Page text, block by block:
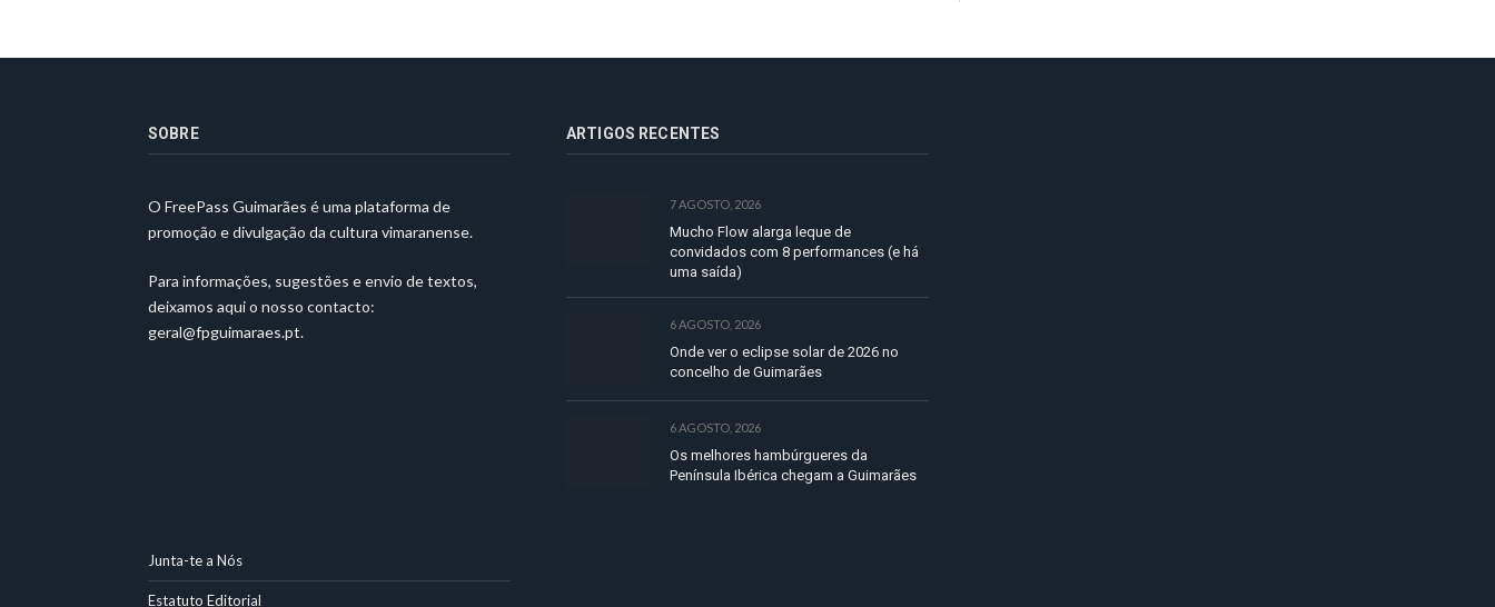
SOBRE
O FreePass Guimarães é uma plataforma de
promoção e divulgação da cultura vimaranense.
Para informações, sugestões e envio de textos,
deixamos aqui o nosso contacto:
geral@fpguimaraes.pt.
ARTIGOS RECENTES
7 AGOSTO, 2026
Mucho Flow alarga leque de
convidados com 8 performances (e há
uma saída)
6 AGOSTO, 2026
Onde ver o eclipse solar de 2026 no
concelho de Guimarães
6 AGOSTO, 2026
Os melhores hambúrgueres da
Península Ibérica chegam a Guimarães
Junta-te a Nós
Estatuto Editorial